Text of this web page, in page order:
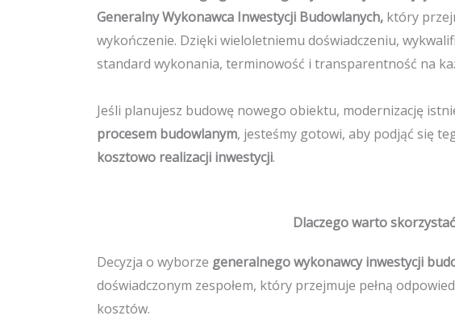
Generalny Wykonawca Inwestycji Budowlanych, który
wykończenie. Dzięki wieloletniemu doświadczeniu,
standard wykonania, terminowość i transparentność na
Jeśli planujesz budowę nowego obiektu, modernizację
procesem budowlanym, jesteśmy gotowi, aby podjąć się
kosztowo realizacji inwestycji.
Dlaczego warto
Decyzja o wyborze generalnego wykonawcy inwestycji
doświadczonym zespołem, który przejmuje pełną
kosztów.